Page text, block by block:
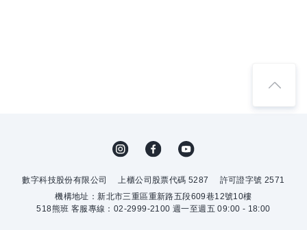
數字科技股份有限公司 上櫃公司股票代碼 5287
許可證字號 2571
機構地址：新北市三重區重新路五段609巷12號10樓
518熊班 客服專線：02-2999-2100 週一至週五 09:00 - 18:00